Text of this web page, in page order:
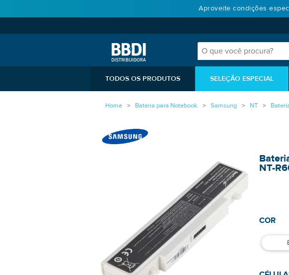
Aproveite condições
TODOS OS PRODUTOS SELEÇÃO ESPECIAL
Home Bateria para Notebook Samsung NT
NT-
COR